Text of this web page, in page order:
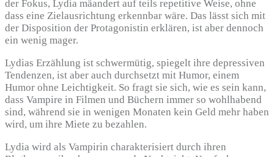
der Fokus, Lydia mäandert auf teils repetitive Weise, ohne
dass eine Zielausrichtung erkennbar wäre. Das lässt sich mit
der Disposition der Protagonistin erklären, ist aber dennoch
ein wenig mager.
Lydias Erzählung ist schwermütig, spiegelt ihre depressiven
Tendenzen, ist aber auch durchsetzt mit Humor, einem
Humor ohne Leichtigkeit. So fragt sie sich, wie es sein kann,
dass Vampire in Filmen und Büchern immer so wohlhabend
sind, während sie in wenigen Monaten kein Geld mehr haben
wird, um ihre Miete zu bezahlen.
Lydia wird als Vampirin charakterisiert durch ihren